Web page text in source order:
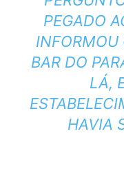
PEGADO
INFORMOU
BAR DO
LÁ,
HAVIA